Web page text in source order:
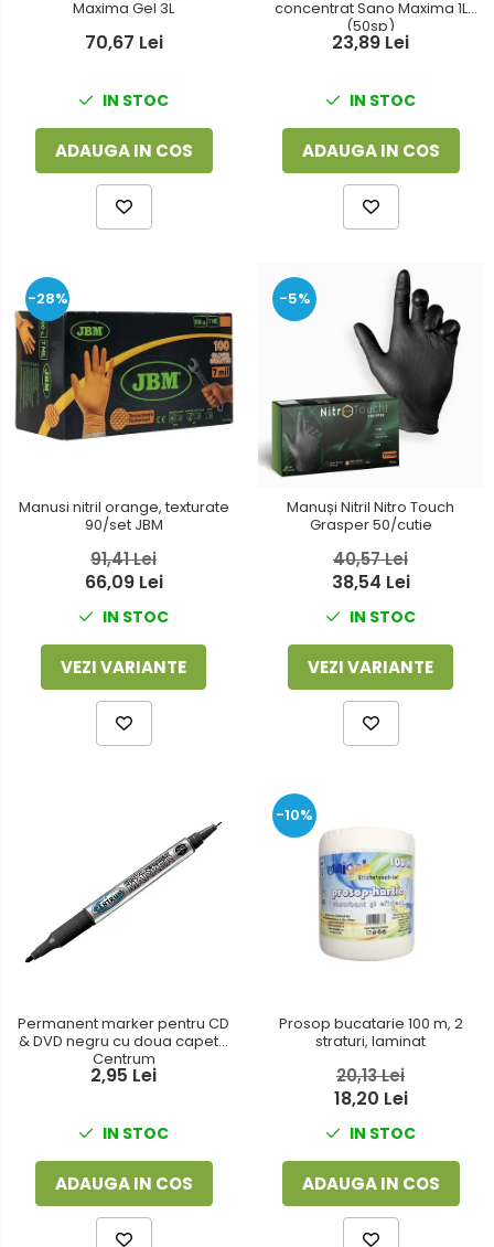
Maxima Gel 3L
70,67 Lei
IN STOC
ADAUGA IN COS
concentrat Sano Maxima 1L
(50sp)
23,89 Lei
IN STOC
ADAUGA IN COS
-28%
Manusi nitril orange, texturate
90/set JBM
91,41 Lei
66,09 Lei
IN STOC
VEZI VARIANTE
-5%
Manuși Nitril Nitro Touch
Grasper 50/cutie
40,57 Lei
38,54 Lei
IN STOC
VEZI VARIANTE
Permanent marker pentru CD
& DVD negru cu doua capete
Centrum
2,95 Lei
IN STOC
ADAUGA IN COS
-10%
Prosop bucatarie 100 m, 2
straturi, laminat
20,13 Lei
18,20 Lei
IN STOC
ADAUGA IN COS